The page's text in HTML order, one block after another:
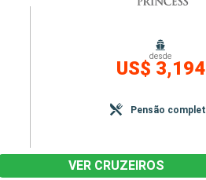
desde
US$ 3,194
Pensão
VER CRUZEIROS